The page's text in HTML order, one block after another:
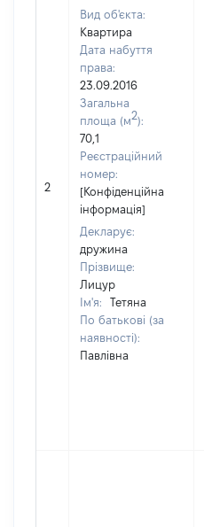
2
Вид об'єкта:
Квартира
Дата набуття
права:
23.09.2016
Загальна
площа (м2):
70,1
Реєстраційний
номер:
[Конфіденційна
інформація]
Декларує:
дружина
Прізвище:
Лицур
Ім'я:
Тетяна
По батькові (за
наявності):
Павлівна